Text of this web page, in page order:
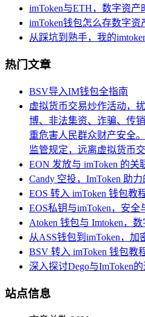
imToken与ETH，数字资产
imToken钱包怎么存数字
从踩坑到熟手，我的
热门文章
BSV导入IM钱包全指南
虚拟货币交易炒作活动，
博、非法集资、诈骗、传
重危害人民群众财产安全
监管规定，远离虚拟货币
EON 发放与 imToken 的关
Candy 空投，ImToken 助
EOS 转入 imToken 钱包教
EOS私钥与imToken，安全
Atoken 钱包与 Imtoken，
从ASS钱包到imToken，加
BSV 转入 imToken 钱包教
深入探讨Dego与ImToken
站点信息